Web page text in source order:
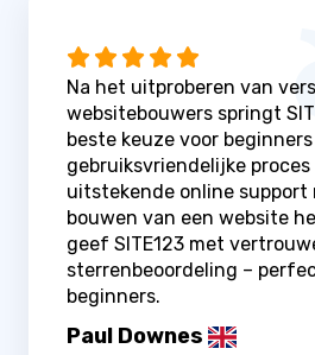
Na het uitproberen van
websitebouwers springt
beste keuze voor
gebruiksvriendelijke proces
uitstekende online support
bouwen van een website
geef SITE123 met
sterrenbeoordeling –
beginners.
Paul Downes